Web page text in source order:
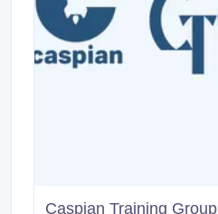
Caspian Training Group